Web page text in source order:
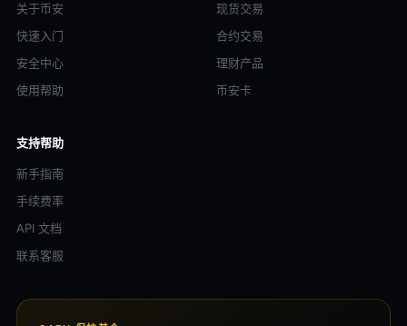
关于币安
快速入门
安全中心
使用帮助
现货交易
合约交易
理财产品
币安卡
支持帮助
新手指南
手续费率
API 文档
联系客服